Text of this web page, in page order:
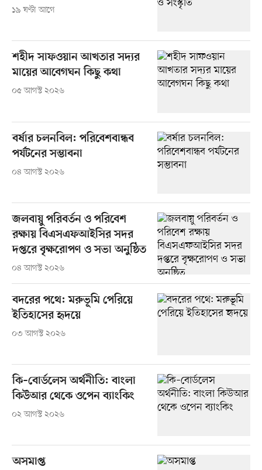
১৯ ঘণ্টা আগে
শহীদ সাফওয়ান আখতার সদ্যর
মায়ের আবেগঘন কিছু কথা
০৫ আগস্ট ২০২৬
বর্ষার চলনবিল: পরিবেশবান্ধব
পর্যটনের সম্ভাবনা
০৪ আগস্ট ২০২৬
জলবায়ু পরিবর্তন ও পরিবেশ
রক্ষায় বিএসএফআইসির সদর
দপ্তরে বৃক্ষরোপণ ও সভা অনুষ্ঠিত
০৪ আগস্ট ২০২৬
বদরের পথে: মরুভূমি পেরিয়ে
ইতিহাসের হৃদয়ে
০৩ আগস্ট ২০২৬
কি–বোর্ডলেস অর্থনীতি: বাংলা
কিউআর থেকে ওপেন ব্যাংকিং
০২ আগস্ট ২০২৬
অসমাপ্ত